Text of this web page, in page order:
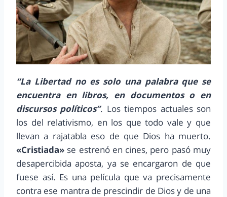
“La Libertad no es solo una palabra que se
encuentra en libros, en documentos o en
discursos políticos”. Los tiempos actuales son
los del relativismo, en los que todo vale y que
llevan a rajatabla eso de que Dios ha muerto.
«Cristiada» se estrenó en cines, pero pasó muy
desapercibida aposta, ya se encargaron de que
fuese así. Es una película que va precisamente
contra ese mantra de prescindir de Dios y de una